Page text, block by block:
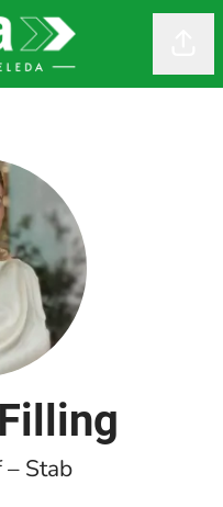
– Stab